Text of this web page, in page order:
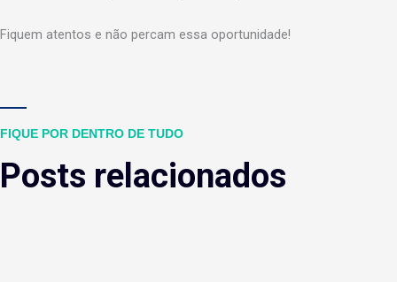
Fiquem atentos e não percam essa oportunidade!
FIQUE POR DENTRO DE TUDO
Posts relacionados